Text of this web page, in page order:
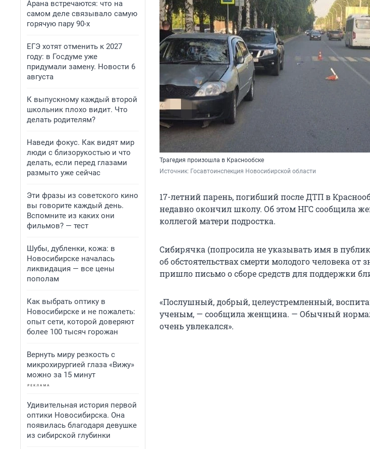
Арана встречаются: что на
самом деле связывало самую
горячую пару 90-х
ЕГЭ хотят отменить к 2027
году: в Госдуме уже
придумали замену. Новости 6
августа
К выпускному каждый второй
школьник плохо видит. Что
делать родителям?
Наведи фокус. Как видят мир
люди с близорукостью и что
делать, если перед глазами
размыто уже сейчас
Эти фразы из советского кино
вы говорите каждый день.
Вспомните из каких они
фильмов? — тест
Шубы, дубленки, кожа: в
Новосибирске началась
ликвидация — все цены
пополам
Как выбрать оптику в
Новосибирске и не пожалеть:
опыт сети, которой доверяют
более 100 тысяч горожан
Вернуть миру резкость с
микрохирургией глаза «Вижу»
можно за 15 минут
Удивительная история первой
оптики Новосибирска. Она
появилась благодаря девушке
из сибирской глубинки
Трагедия произошла в Краснообске
Источник: Госавтоинспекция Новосибирской области
17-летний парень, погибший после ДТП в
недавно окончил школу. Об этом НГС сообщила
коллегой матери подростка.
Сибирячка (попросила не указывать имя в
об обстоятельствах смерти молодого человека от
пришло письмо о сборе средств для поддержки
«Послушный, добрый, целеустремленный,
ученым, — сообщила женщина. — Обычный
очень увлекался».